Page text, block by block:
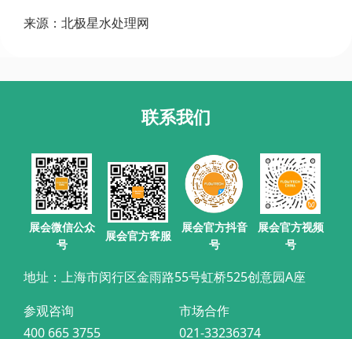
来源：北极星水处理网
联系我们
展会微信公众
号
展会官方客服
展会官方抖音
号
展会官方视频
号
地址：上海市闵行区金雨路55号虹桥525创意园A座
参观咨询
400 665 3755
市场合作
021-33236374